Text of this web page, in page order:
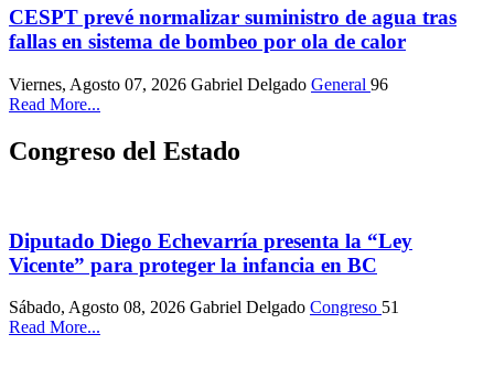
CESPT prevé normalizar suministro de agua tras
fallas en sistema de bombeo por ola de calor
Viernes, Agosto 07, 2026 Gabriel Delgado General 96
Read More...
Congreso del Estado
Diputado Diego Echevarría presenta la “Ley
Vicente” para proteger la infancia en BC
Sábado, Agosto 08, 2026 Gabriel Delgado Congreso 51
Read More...